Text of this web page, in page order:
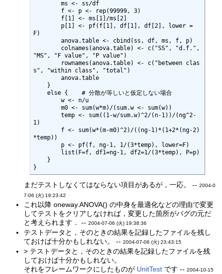
F)
"MS", "F value", "P value")
s", "within class", "total")
1)
*temp))
}
まだテストしなくてはならない項目があるが，一応。 --2004-0
7-06 (火) 19:23:42
これ以降 oneway.ANOVA() の中身を最適化などの理由で変更
してテストをクリアしなければ，変更した箇所がバグの元だ
と考えられます． --2004-07-06 (火) 19:38:36
テストデータと，そのときの結果を記録したファイルを残し
ておけば十分かもしれない。 --2004-07-06 (火) 23:43:15
> テストデータと，そのときの結果を記録したファイルを残
しておけば十分かもしれない。
それをフレームワークにしたものが UnitTest です --2004-10-15